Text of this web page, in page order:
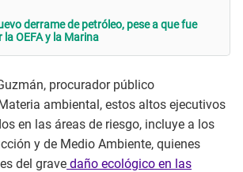
derrame de petróleo, pese a que fue
OEFA y la Marina
procurador público
ambiental, estos altos ejecutivos
en las áreas de riesgo, incluye a los
y de Medio Ambiente, quienes
del grave daño ecológico en las